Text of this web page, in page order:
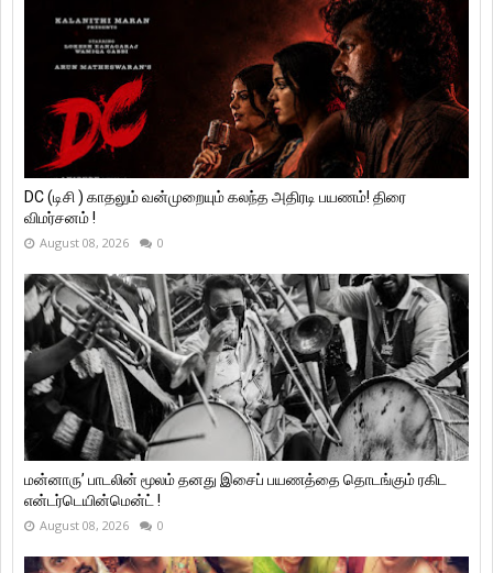
DC (டிசி ) காதலும் வன்முறையும் கலந்த அதிரடி பயணம்! திரை
விமர்சனம் !
August 08, 2026 0
மன்னாரு’ பாடலின் மூலம் தனது இசைப் பயணத்தை தொடங்கும் ரகிட
என்டர்டெயின்மென்ட் !
August 08, 2026 0